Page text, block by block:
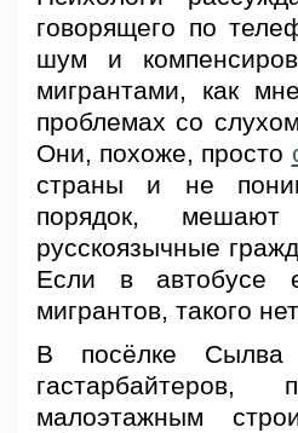
говорящего по
шум и
мигрантами, как
проблемах со
Они, похоже, просто
страны и не
порядок,
русскоязычные
Если в автобусе
мигрантов, такого
В посёлке Сылва
гастарбайтеров,
малоэтажным